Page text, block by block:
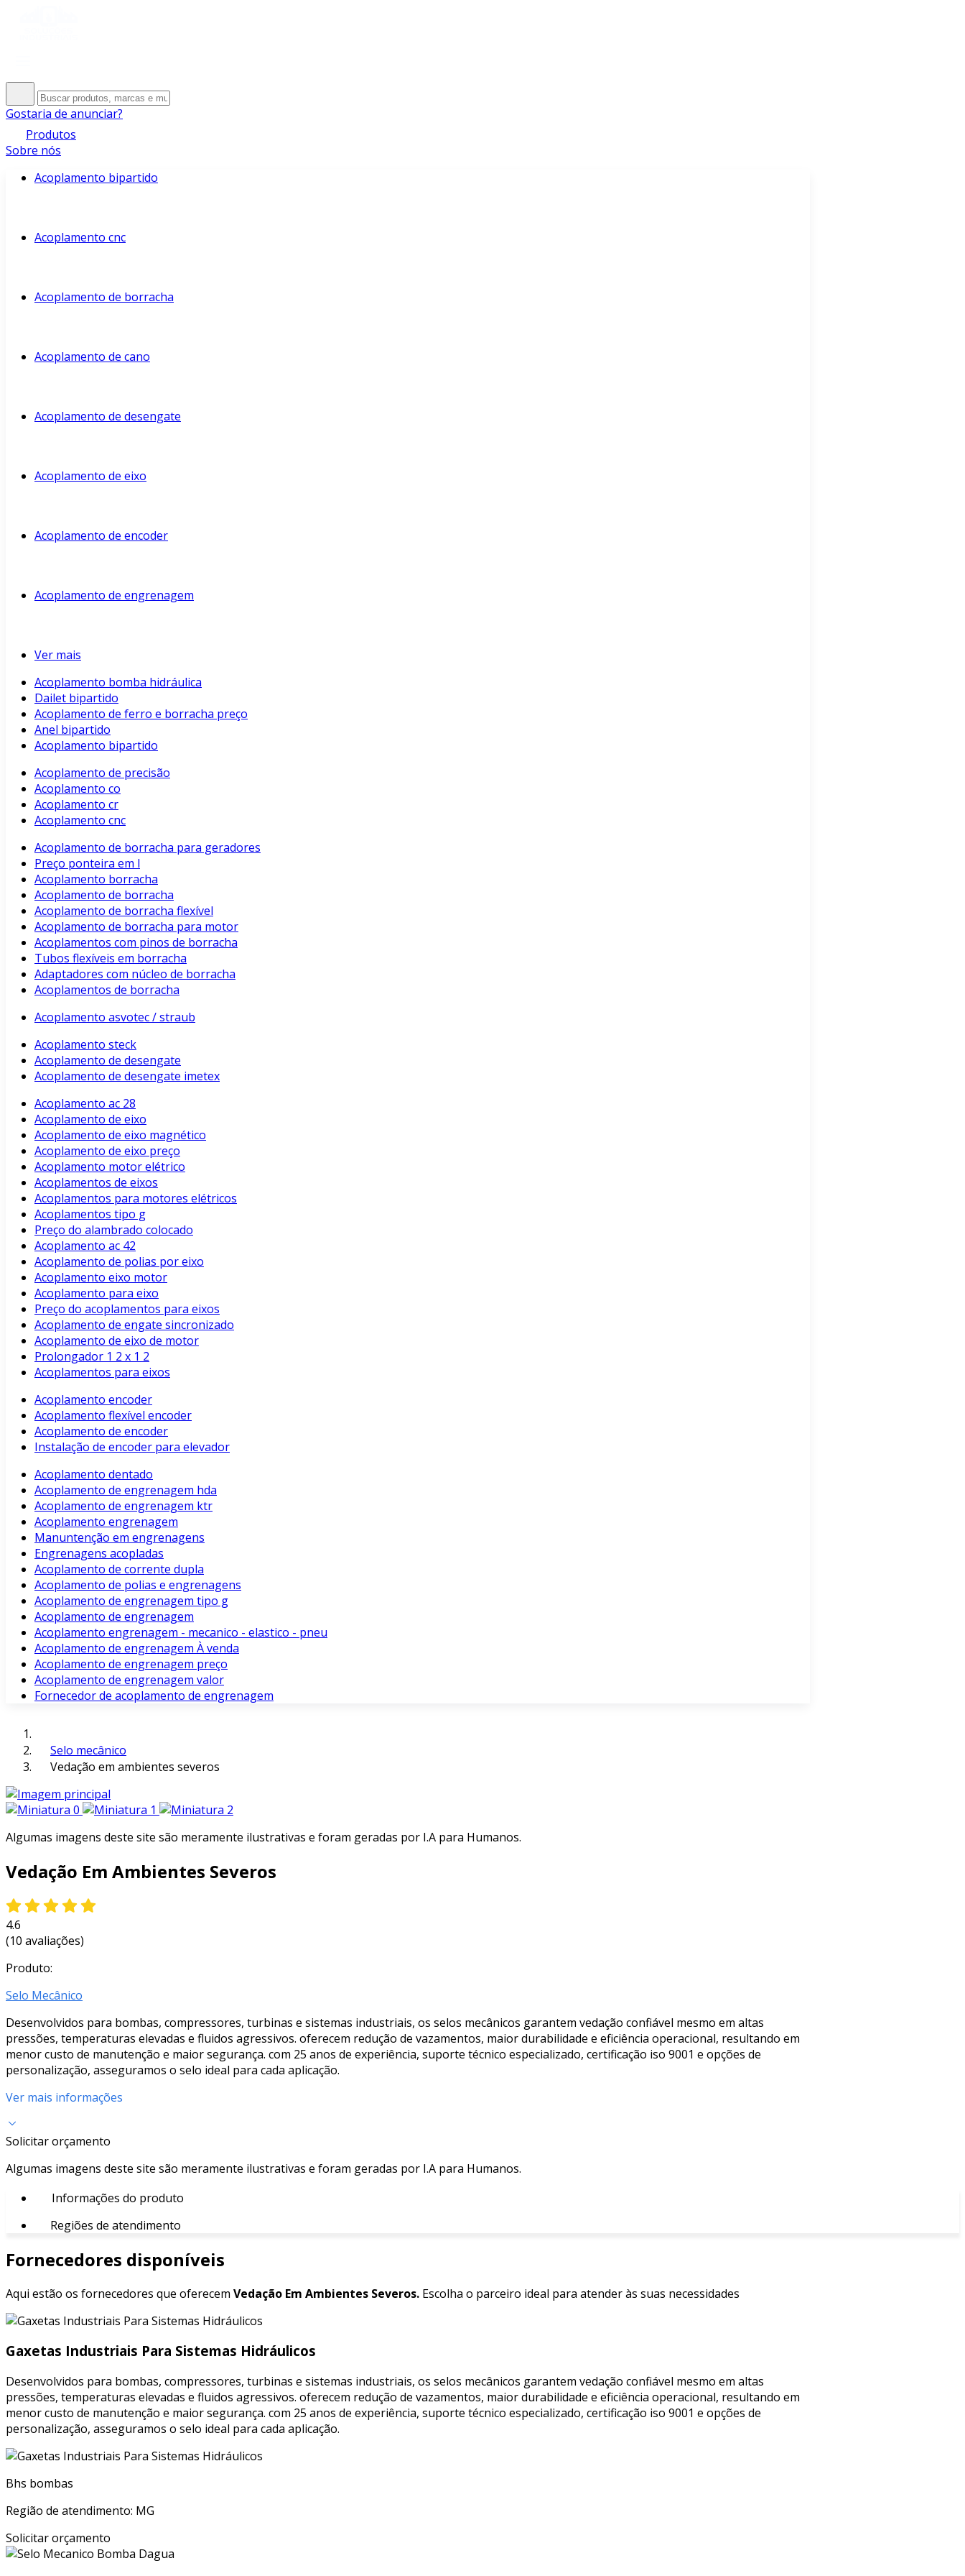
Gostaria de anunciar?
Produtos
Sobre nós
Acoplamento bipartido
Acoplamento cnc
Acoplamento de borracha
Acoplamento de cano
Acoplamento de desengate
Acoplamento de eixo
Acoplamento de encoder
Acoplamento de engrenagem
Ver mais
Acoplamento bomba hidráulica
Dailet bipartido
Acoplamento de ferro e borracha preço
Anel bipartido
Acoplamento bipartido
Acoplamento de precisão
Acoplamento co
Acoplamento cr
Acoplamento cnc
Acoplamento de borracha para geradores
Preço ponteira em l
Acoplamento borracha
Acoplamento de borracha
Acoplamento de borracha flexível
Acoplamento de borracha para motor
Acoplamentos com pinos de borracha
Tubos flexíveis em borracha
Adaptadores com núcleo de borracha
Acoplamentos de borracha
Acoplamento asvotec / straub
Acoplamento steck
Acoplamento de desengate
Acoplamento de desengate imetex
Acoplamento ac 28
Acoplamento de eixo
Acoplamento de eixo magnético
Acoplamento de eixo preço
Acoplamento motor elétrico
Acoplamentos de eixos
Acoplamentos para motores elétricos
Acoplamentos tipo g
Preço do alambrado colocado
Acoplamento ac 42
Acoplamento de polias por eixo
Acoplamento eixo motor
Acoplamento para eixo
Preço do acoplamentos para eixos
Acoplamento de engate sincronizado
Acoplamento de eixo de motor
Prolongador 1 2 x 1 2
Acoplamentos para eixos
Acoplamento encoder
Acoplamento flexível encoder
Acoplamento de encoder
Instalação de encoder para elevador
Acoplamento dentado
Acoplamento de engrenagem hda
Acoplamento de engrenagem ktr
Acoplamento engrenagem
Manuntenção em engrenagens
Engrenagens acopladas
Acoplamento de corrente dupla
Acoplamento de polias e engrenagens
Acoplamento de engrenagem tipo g
Acoplamento de engrenagem
Acoplamento engrenagem - mecanico - elastico - pneu
Acoplamento de engrenagem À venda
Acoplamento de engrenagem preço
Acoplamento de engrenagem valor
Fornecedor de acoplamento de engrenagem
Selo mecânico
Vedação em ambientes severos
Algumas imagens deste site são meramente ilustrativas e foram geradas por I.A para Humanos.
Vedação Em Ambientes Severos
4.6
(10 avaliações)
Produto:
Selo Mecânico
Desenvolvidos para bombas, compressores, turbinas e sistemas industriais, os selos mecânicos garantem vedação confiável mesmo em altas
pressões, temperaturas elevadas e fluidos agressivos. oferecem redução de vazamentos, maior durabilidade e eficiência operacional, resultando em
menor custo de manutenção e maior segurança. com 25 anos de experiência, suporte técnico especializado, certificação iso 9001 e opções de
personalização, asseguramos o selo ideal para cada aplicação.
Ver mais informações
Solicitar orçamento
Algumas imagens deste site são meramente ilustrativas e foram geradas por I.A para Humanos.
Informações do produto
Regiões de atendimento
Fornecedores disponíveis
Aqui estão os fornecedores que oferecem Vedação Em Ambientes Severos. Escolha o parceiro ideal para atender às suas necessidades
Gaxetas Industriais Para Sistemas Hidráulicos
Desenvolvidos para bombas, compressores, turbinas e sistemas industriais, os selos mecânicos garantem vedação confiável mesmo em altas
pressões, temperaturas elevadas e fluidos agressivos. oferecem redução de vazamentos, maior durabilidade e eficiência operacional, resultando em
menor custo de manutenção e maior segurança. com 25 anos de experiência, suporte técnico especializado, certificação iso 9001 e opções de
personalização, asseguramos o selo ideal para cada aplicação.
Bhs bombas
Região de atendimento: MG
Solicitar orçamento